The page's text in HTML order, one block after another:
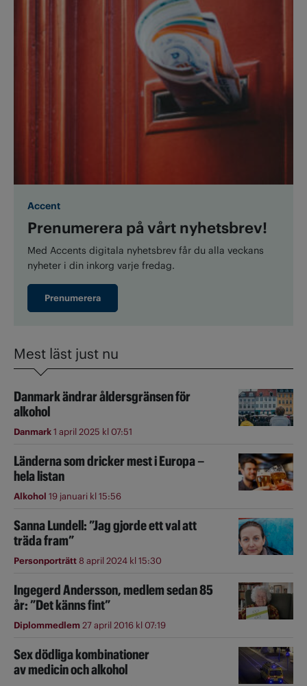
Accent
Prenumerera på vårt nyhetsbrev!
Med Accents digitala nyhetsbrev får du alla veckans
nyheter i din inkorg varje fredag.
Prenumerera
Mest läst just nu
Danmark ändrar åldersgränsen för
alkohol
Danmark1 april 2025 kl 07:51
Länderna som dricker mest i Europa –
hela listan
Alkohol 19 januari kl 15:56
Sanna Lundell: ”Jag gjorde ett val att
träda fram”
Personporträtt8 april 2024 kl 15:30
Ingegerd Andersson, medlem sedan 85
år: ”Det känns fint”
Diplommedlem27 april 2016 kl 07:19
Sex dödliga kombinationer
av medicin och alkohol